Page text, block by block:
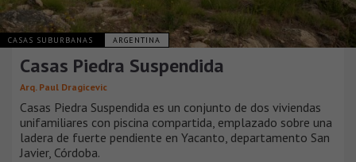
CASAS SUBURBANAS ARGENTINA
Casas Piedra Suspendida
Arq. Paul Dragicevic
Casas Piedra Suspendida es un conjunto de dos viviendas
unifamiliares con piscina compartida, emplazado sobre una
ladera de fuerte pendiente en Yacanto, departamento San
Javier, Córdoba.